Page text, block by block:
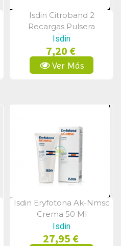
Vista Rápida
Isdin Citroband 2
Recargas Pulsera
Neopreno
Isdin
7,20 €
Ver Más
Vista Rápida
Isdin Eryfotona Ak-Nmsc
Crema 50 Ml
Isdin
27,95 €